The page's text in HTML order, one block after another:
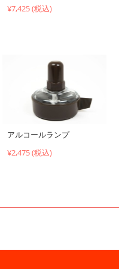
¥7,425 (税込)
アルコールランプ
¥2,475 (税込)